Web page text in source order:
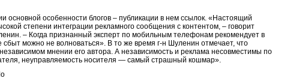
основной особенности блогов – публикации в нем ссылок. «Настоящий
степени интеграции рекламного сообщения с контентом, – говорит
– Когда признанный эксперт по мобильным телефонам рекомендует в
сбыт можно не волноваться». В то же время г-н Шуленин отмечает, что
мнении его автора. А независимость и реклама несовместимы по
неуправляемость носителя — самый страшный кошмар».